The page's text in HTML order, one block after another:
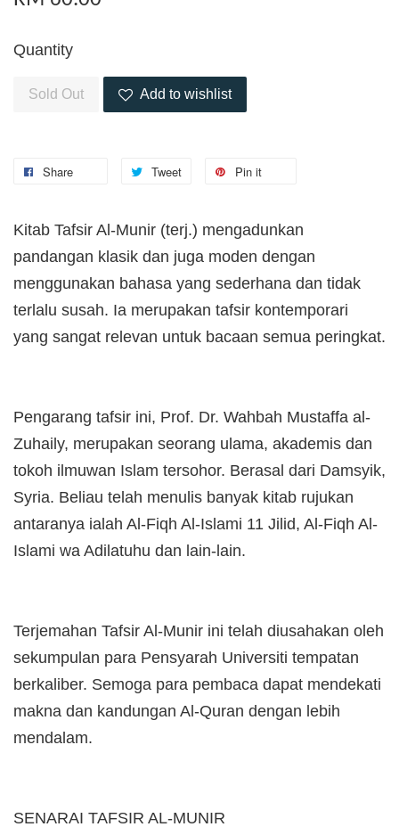
Quantity
Sold Out Add to wishlist
Share Tweet Pin it
Kitab Tafsir Al-Munir (terj.) mengadunkan
pandangan klasik dan juga moden dengan
menggunakan bahasa yang sederhana dan tidak
terlalu susah. Ia merupakan tafsir kontemporari
yang sangat relevan untuk bacaan semua peringkat.
Pengarang tafsir ini, Prof. Dr. Wahbah Mustaffa al-
Zuhaily, merupakan seorang ulama, akademis dan
tokoh ilmuwan Islam tersohor. Berasal dari Damsyik,
Syria. Beliau telah menulis banyak kitab rujukan
antaranya ialah Al-Fiqh Al-Islami 11 Jilid, Al-Fiqh Al-
Islami wa Adilatuhu dan lain-lain.
Terjemahan Tafsir Al-Munir ini telah diusahakan oleh
sekumpulan para Pensyarah Universiti tempatan
berkaliber. Semoga para pembaca dapat mendekati
makna dan kandungan Al-Quran dengan lebih
mendalam.
SENARAI TAFSIR AL-MUNIR